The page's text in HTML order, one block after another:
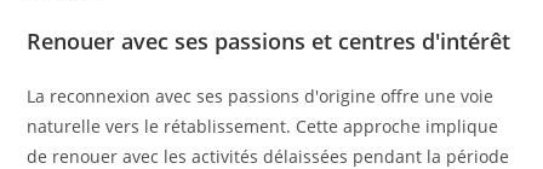
Renouer avec ses passions et centres d'intérêt
La reconnexion avec ses passions d'origine offre une voie
naturelle vers le rétablissement. Cette approche implique
de renouer avec les activités délaissées pendant la période